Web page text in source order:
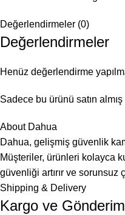
Değerlendirmeler (0)
Değerlendirmeler
Henüz değerlendirme
Sadece bu ürünü satın
About Dahua
Dahua, gelişmiş güvenlik
Müşteriler, ürünleri kolayca
güvenliği artırır ve sorunsuz
Shipping & Delivery
Kargo ve